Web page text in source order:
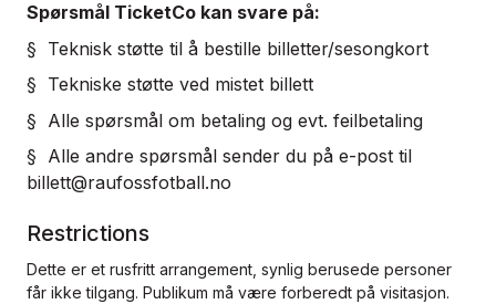
Spørsmål TicketCo kan svare på:
§ Teknisk støtte til å bestille billetter/sesongkort
§ Tekniske støtte ved mistet billett
§ Alle spørsmål om betaling og evt. feilbetaling
§ Alle andre spørsmål sender du på e-post til
billett@raufossfotball.no
Restrictions
Dette er et rusfritt arrangement, synlig berusede personer
får ikke tilgang. Publikum må være forberedt på visitasjon.